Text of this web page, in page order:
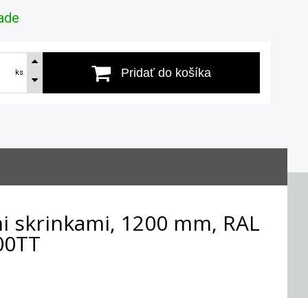
ks Pridať do košíka
skrinkami, 1200 mm, RAL